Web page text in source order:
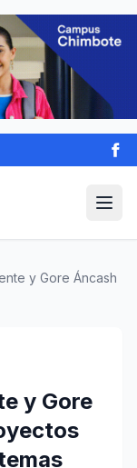
y Gore Áncash
y Gore